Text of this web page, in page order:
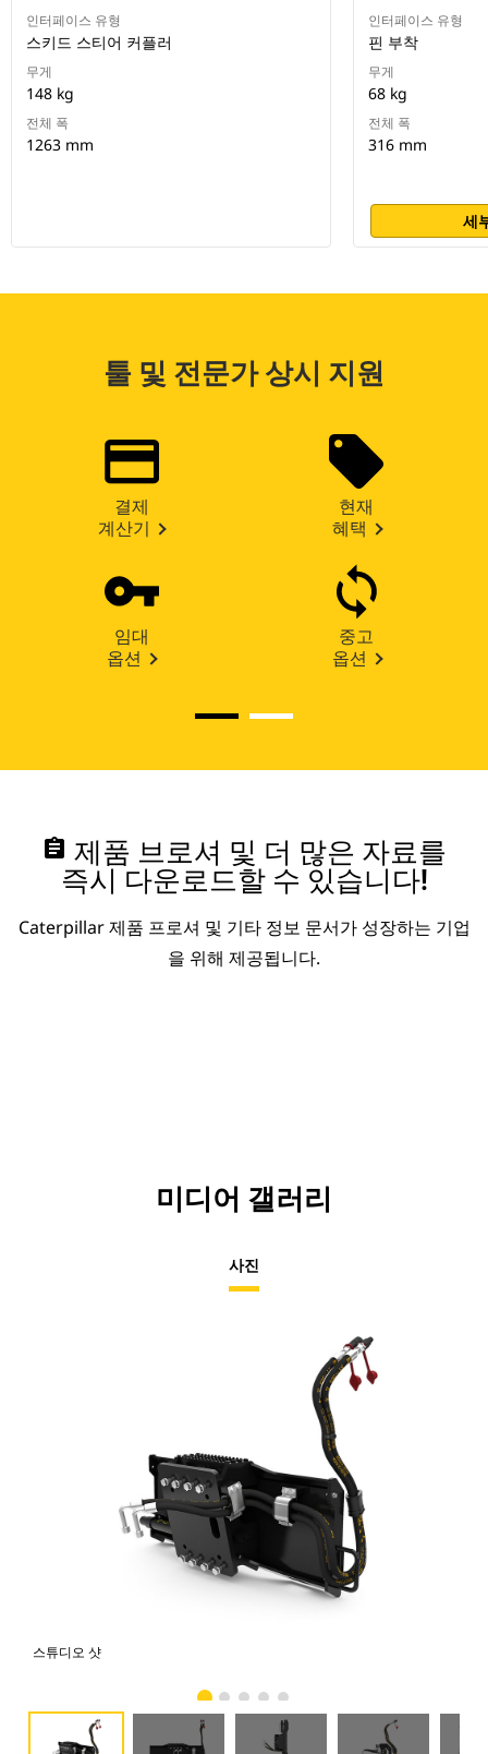
인터페이스 유형
스키드 스티어 커플러
무게
148 kg
전체 폭
1263 mm
인터페이스 유형
핀 부착
무게
68 kg
전체 폭
316 mm
세
툴 및 전문가 상시 지원
결제
계산기
현재
혜택
임대
옵션
중고
옵션
assignment 제품 브로셔 및 더 많은 자료를
즉시 다운로드할 수 있습니다!
Caterpillar 제품 프로셔 및 기타 정보 문서가 성장하는 기업
을 위해 제공됩니다.
미디어 갤러리
사진
스튜디오 샷